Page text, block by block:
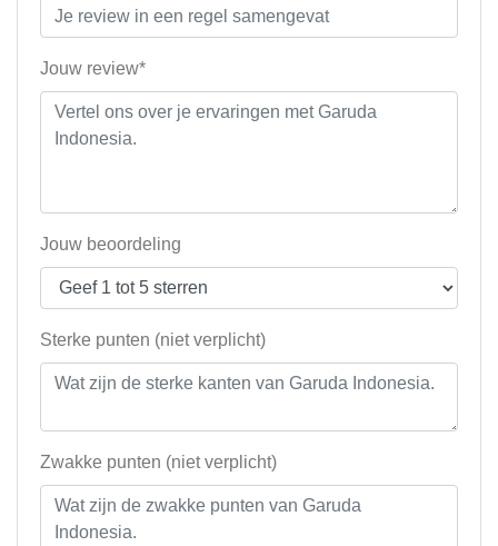
Jouw review*
Jouw beoordeling
Sterke punten (niet verplicht)
Zwakke punten (niet verplicht)